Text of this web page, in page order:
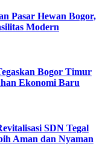
Pasar Hewan Bogor,
Modern
Bogor Timur
Ekonomi Baru
SDN Tegal
Aman dan Nyaman